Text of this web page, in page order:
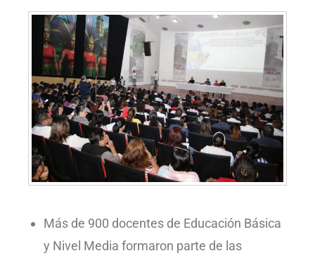
Más de 900 docentes de Educación Básica
y Nivel Media formaron parte de las